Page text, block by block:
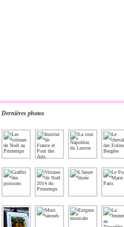
Dernières photos